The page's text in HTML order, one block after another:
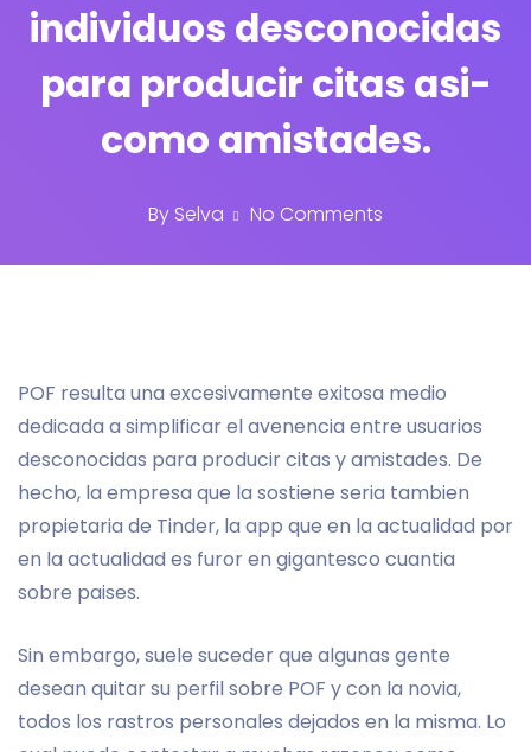
individuos desconocidas
para producir citas asi­
como amistades.
By Selva No Comments
POF resulta una excesivamente exitosa medio
dedicada a simplificar el avenencia entre usuarios
desconocidas para producir citas y amistades. De
hecho, la empresa que la sostiene seri­a tambien
propietaria de Tinder, la app que en la actualidad por
en la actualidad es furor en gigantesco cuanti­a
sobre paises.
Sin embargo, suele suceder que algunas gente
desean quitar su perfil sobre POF y con la novia,
todos los rastros personales dejados en la misma. Lo